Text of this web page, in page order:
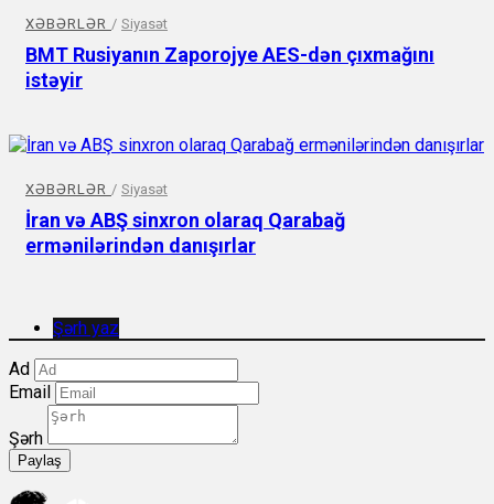
XƏBƏRLƏR / Siyasət
BMT Rusiyanın Zaporojye AES-dən çıxmağını
istəyir
XƏBƏRLƏR / Siyasət
İran və ABŞ sinxron olaraq Qarabağ
ermənilərindən danışırlar
Şərh yaz
Ad
Email
Şərh
Paylaş